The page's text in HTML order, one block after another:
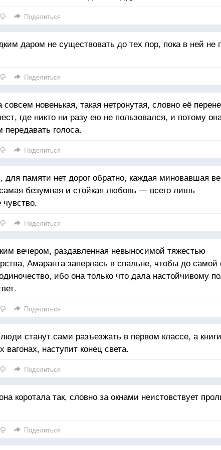
Поделиться
даром не существовать до тех пор, пока в ней не
Поделиться
новенькая, такая нетронутая, словно её
где никто ни разу ею не пользовался, и потому
передавать голоса.
Поделиться
памяти нет дорог обратно, каждая миновавшая
безумная и стойкая любовь — всего лишь
Поделиться
вечером, раздавленная невыносимой тяжестью
Амаранта заперлась в спальне, чтобы до самой
ибо она только что дала настойчивому
Поделиться
станут сами разъезжать в первом классе, а
вагонах, наступит конец света.
Поделиться
коротала так, словно за окнами неистовствует
Поделиться